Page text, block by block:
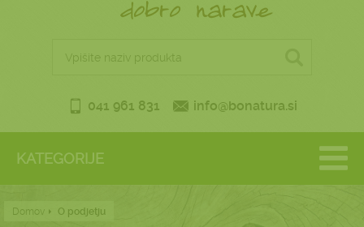
041 961 831 info@bonatura.si
KATEGORIJE
Domov O podjetju